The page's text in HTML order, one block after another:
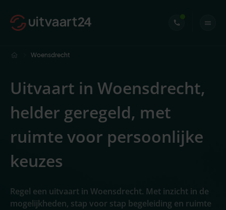
Woensdrecht
Uitvaart in Woensdrecht,
helder geregeld, met
ruimte voor persoonlijke
keuzes
Regel een uitvaart in Woensdrecht. Met inzicht in de
mogelijkheden, stap voor stap begeleiding en ruimte